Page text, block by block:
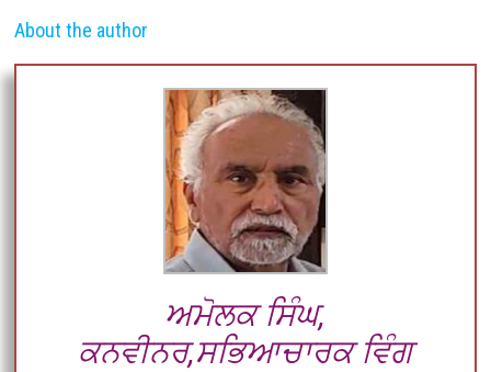
About the author
ਅਮੋਲਕ ਸਿੰਘ,
ਕਨਵੀਨਰ,ਸਭਿਆਚਾਰਕ ਵਿੰਗ